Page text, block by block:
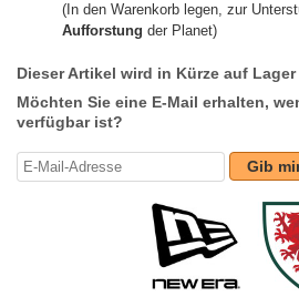
(In den Warenkorb legen, zur
Aufforstung der Planet)
Dieser Artikel wird in Kürze auf Lager
Möchten Sie eine E-Mail erhalten,
verfügbar ist?
Gib